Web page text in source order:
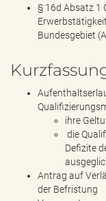
§ 16d Absatz 1
Bundesgebiet
ihre
die
Defizite
Antrag auf
der Befristung